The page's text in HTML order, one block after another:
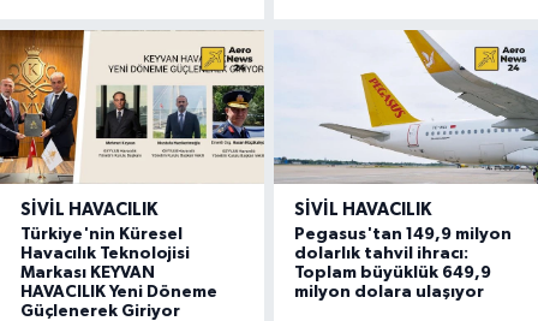
SIVIL HAVACILIK
Türkiye'nin Küresel
Havacılık Teknolojisi
Markası KEYVAN
HAVACILIK Yeni Döneme
Güçlenerek Giriyor
SIVIL HAVACILIK
Pegasus'tan 149,9 milyon
dolarlık tahvil ihracı:
Toplam büyüklük 649,9
milyon dolara ulaşıyor